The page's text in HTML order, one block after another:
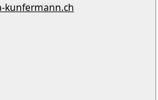
kunfermann.ch